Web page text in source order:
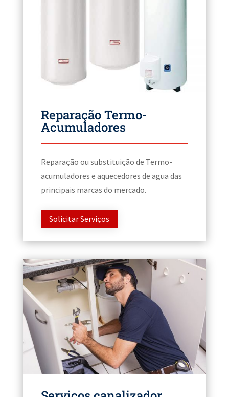
Reparação Termo-
Acumuladores
Reparação ou substituição de Termo-
acumuladores e aquecedores de agua das
principais marcas do mercado.
Solicitar Serviços